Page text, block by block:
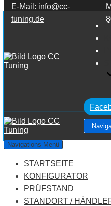
Zum Inhalt springen
E-Mail: info@cc-
tuning.de
Navigations-Menü
STARTSEITE
KONFIGURATOR
PRÜFSTAND
STANDORT /
MAN Tg-x X.360
Leistung:360 PS
Drehmoment: 1800 NM
Motortyp:Diesel
PREIS